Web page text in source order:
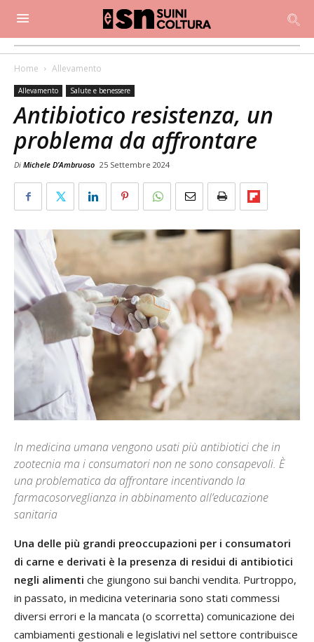
Home Allevamento
Allevamento Salute e benessere
Antibiotico resistenza, un
problema da affrontare
Di Michele D’Ambruoso 25 Settembre 2024
In medicina umana vengono usati più antibiotici che in
zootecnia ma i consumatori non ne sono consapevoli. È
una problematica da affrontare incentivando la
farmacosorveglianza in abbinamento all’educazione
sanitaria
Una delle più grandi preoccupazioni per i consumatori
di carne e derivati è la presenza di residui di antibiotici
negli alimenti che giungono sui banchi vendita. Purtroppo,
in passato, in medicina veterinaria sono stati commessi
diversi errori e la mancata (o scorretta) comunicazione dei
cambiamenti gestionali e legislativi nel settore contribuisce